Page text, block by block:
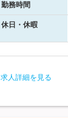
勤務時間
休日・休暇
求人詳細を見る